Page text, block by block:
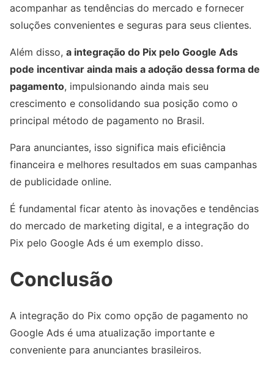
acompanhar as tendências do mercado e fornecer
soluções convenientes e seguras para seus clientes.
Além disso, a integração do Pix pelo Google Ads
pode incentivar ainda mais a adoção dessa forma de
pagamento, impulsionando ainda mais seu
crescimento e consolidando sua posição como o
principal método de pagamento no Brasil.
Para anunciantes, isso significa mais eficiência
financeira e melhores resultados em suas campanhas
de publicidade online.
É fundamental ficar atento às inovações e tendências
do mercado de marketing digital, e a integração do
Pix pelo Google Ads é um exemplo disso.
Conclusão
A integração do Pix como opção de pagamento no
Google Ads é uma atualização importante e
conveniente para anunciantes brasileiros.